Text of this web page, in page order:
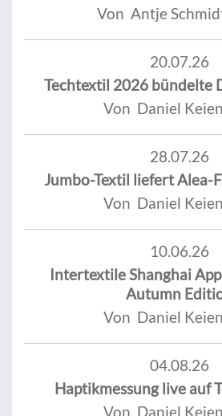
Von Antje
20.07.26
Techtextil 2026 bündelte
Von Daniel
28.07.26
Jumbo-Textil liefert Alea-
Von Daniel
10.06.26
Intertextile Shanghai
Autumn
Von Daniel
04.08.26
Haptikmessung live auf
Von Daniel